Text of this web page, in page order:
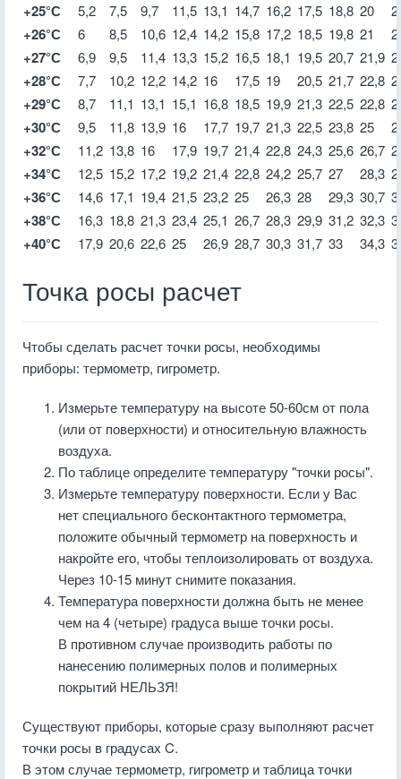
+25°С 5,2 7,5 9,7 11,5 13,1 14,7 16,2 17,5 18,8 20
+26°С 6 8,5 10,6 12,4 14,2 15,8 17,2 18,5 19,8 21
+27°С 6,9 9,5 11,4 13,3 15,2 16,5 18,1 19,5 20,7 21,9
+28°С 7,7 10,2 12,2 14,2 16 17,5 19 20,5 21,7 22,8
+29°С 8,7 11,1 13,1 15,1 16,8 18,5 19,9 21,3 22,5 22,8
+30°С 9,5 11,8 13,9 16 17,7 19,7 21,3 22,5 23,8 25
+32°С 11,2 13,8 16 17,9 19,7 21,4 22,8 24,3 25,6 26,7
+34°С 12,5 15,2 17,2 19,2 21,4 22,8 24,2 25,7 27 28,3
+36°С 14,6 17,1 19,4 21,5 23,2 25 26,3 28 29,3 30,7
+38°С 16,3 18,8 21,3 23,4 25,1 26,7 28,3 29,9 31,2 32,3
+40°С 17,9 20,6 22,6 25 26,9 28,7 30,3 31,7 33 34,3
Точка росы расчет
Чтобы сделать расчет точки росы, необходимы
приборы: термометр, гигрометр.
Измерьте температуру на высоте 50-60см от пола
(или от поверхности) и относительную влажность
воздуха.
По таблице определите температуру "точки росы".
Измерьте температуру поверхности. Если у Вас
нет специального бесконтактного термометра,
положите обычный термометр на поверхность и
накройте его, чтобы теплоизолировать от воздуха.
Через 10-15 минут снимите показания.
Температура поверхности должна быть не менее
чем на 4 (четыре) градуса выше точки росы.
В противном случае производить работы по
нанесению полимерных полов и полимерных
покрытий НЕЛЬЗЯ!
Существуют приборы, которые сразу выполняют расчет
точки росы в градусах C.
В этом случае термометр, гигрометр и таблица точки